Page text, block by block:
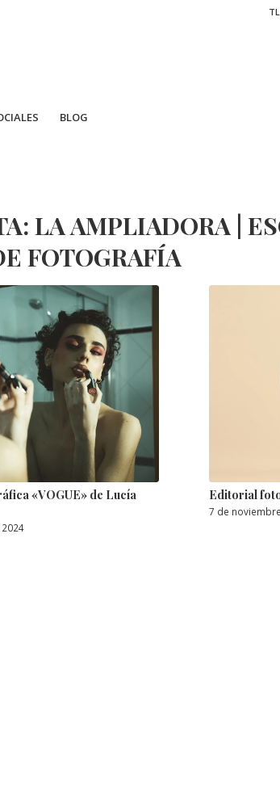
BLOG
LA AMPLIADORA |
FOTOGRAFÍA
«VOGUE» de Lucía
Editorial
7 de